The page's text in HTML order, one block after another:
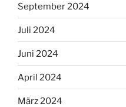
September 2024
Juli 2024
Juni 2024
April 2024
März 2024